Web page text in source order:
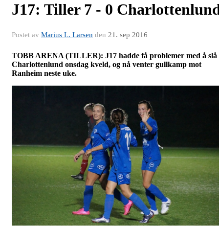
J17: Tiller 7 - 0
Postet av Marius L. Larsen den 21. sep 2016
TOBB ARENA (TILLER): J17 hadde få problemer med å slå
Charlottenlund onsdag kveld, og nå venter gullkamp mot
Ranheim neste uke.